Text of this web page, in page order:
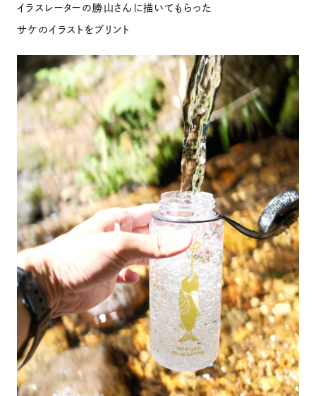
イラスレーターの勝山さんに描いてもらった
サケのイラストをプリント